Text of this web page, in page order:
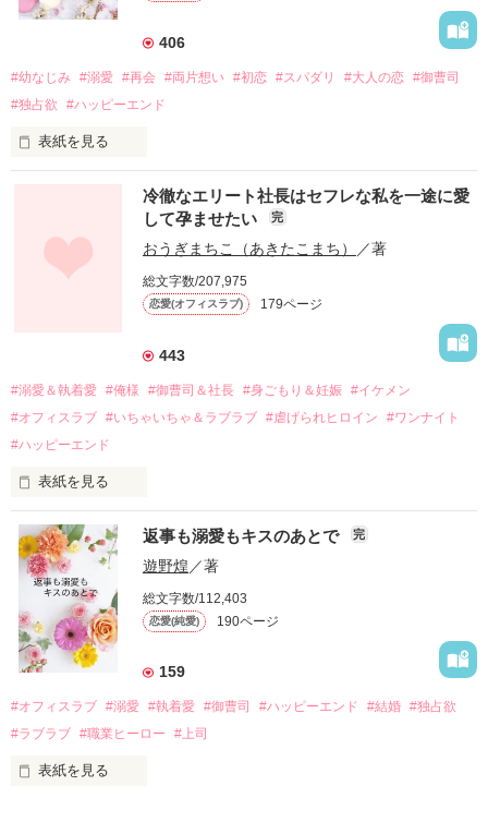
406
#幼なじみ #溺愛 #再会 #両片想い #初恋 #スパダリ #大人の恋 #御曹司
#独占欲
#ハッピーエンド
表紙を見る
幼なじみの哲平に淡い恋心を抱いていた美桜。
しかし、ある出来事をきっかけに二人の関係は壊れてしまう。
関係修復もできないまま、美桜は両親の離婚によって
引っ越すことになり、哲平とも離れ離れになった。
それから約十二年後。
過去の傷から、二度と会いたくないと思っていた哲平に
運命のような再会を果たす。
酔った勢いで一夜を共にしてしまった。
さらに、美桜が初めてだと知った哲平は
『責任をとる、結婚しよう』と真っ直ぐに告げてきた。
戸惑う美桜とは裏腹に、好きという気持ちを隠すことなく
甘やかしてくる。
そんなある日、哲平は美桜がストーカー被害に
遭っていることを知る。
美桜を守るため、哲平は同居を提案してきて――。
夏木美桜(なつきみお)
鳴海哲平 (なるみてっぺい)
冷徹なエリート社長はセフレな私を一途に愛
して孕ませたい
完
おうぎまちこ（あきたこまち） ／著
総文字数/207,975
恋愛(オフィスラブ) 179ページ
443
#溺愛＆執着愛 #俺様 #御曹司＆社長 #身ごもり＆妊娠 #イケメン
#オフィスラブ #いちゃいちゃ＆ラブラブ #虐げられヒロイン
#ワンナイト
#ハッピーエンド
表紙を見る
おかしな噂を流されて前の職場でうまくいかなかった梅田美
桜は、海外で傷心旅行をしていたところ、日本人美青年と出会
い、酒の勢いもあり一夜限りの関係となる。
帰国後、美桜は新しい職場でワンナイトした美青年と再会。
なんと彼の正体は、とある財閥御曹司にも関わらず、一族を離
れて起業した新進気鋭の実業家、社内でも冷徹だと評判な社長
――御影恭司その人だったのだ――！
なぜか恭司から飼い猫の世話係を命じられた美桜は、猫の世
の関係となってしまい――？
返事も溺愛もキスのあとで 完
遊野煌 ／著
総文字数/112,403
恋愛(純愛) 190ページ
159
#オフィスラブ #溺愛 #執着愛 #御曹司 #ハッピーエンド #結婚 #独占欲
#ラブラブ #職業ヒーロー #上司
表紙を見る